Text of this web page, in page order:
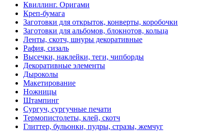
Квиллинг. Оригами
Креп-бумага
Заготовки для открыток, конверты, коробочки
Заготовки для альбомов, блокнотов, кольца
Ленты, скотч, шнуры декоративные
Рафия, сизаль
Высечки, наклейки, теги, чипборды
Декоративные элементы
Дыроколы
Макетирование
Ножницы
Штампинг
Сургуч, сургучные печати
Термопистолеты, клей, скотч
Глиттер, бульонки, пудры, стразы, жемчуг